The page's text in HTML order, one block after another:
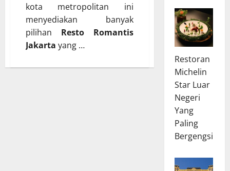
kota metropolitan ini
menyediakan banyak
pilihan Resto Romantis
Jakarta yang …
Restoran
Michelin
Star Luar
Negeri
Yang
Paling
Bergengsi